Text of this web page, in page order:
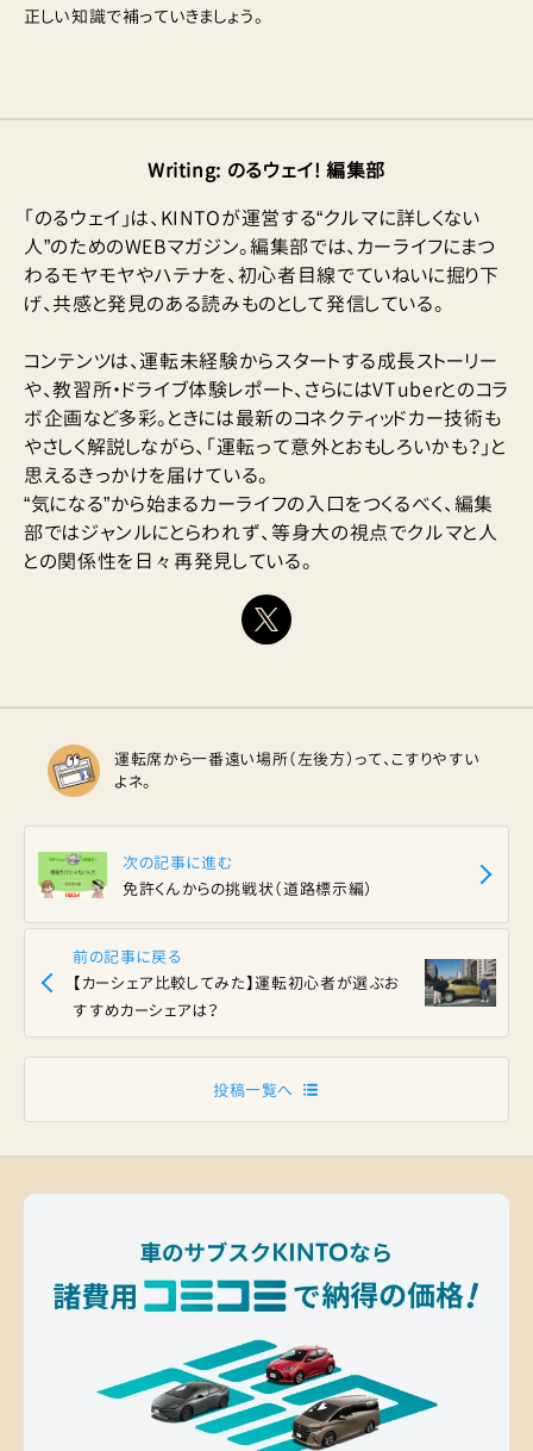
正しい知識で補っていきましょう。
Writing: のるウェイ! 編集部
「のるウェイ」は、KINTOが運営する“クルマに詳しくない
人”のためのWEBマガジン。編集部では、カーライフにまつ
わるモヤモヤやハテナを、初心者目線でていねいに掘り下
げ、共感と発見のある読みものとして発信している。
コンテンツは、運転未経験からスタートする成長ストーリー
や、教習所・ドライブ体験レポート、さらにはVTuberとのコラ
ボ企画など多彩。ときには最新のコネクティッドカー技術も
やさしく解説しながら、「運転って意外とおもしろいかも？」と
思えるきっかけを届けている。
“気になる”から始まるカーライフの入口をつくるべく、編集
部ではジャンルにとらわれず、等身大の視点でクルマと人
との関係性を日々再発見している。
運転席から一番遠い場所（左後方）って、こすりやすい
よネ。
前の記事に戻る
【カーシェア比較してみた】運転初心者が選ぶお
すすめカーシェアは？
次の記事に進む
免許くんからの挑戦状（道路標示編）
投稿一覧へ